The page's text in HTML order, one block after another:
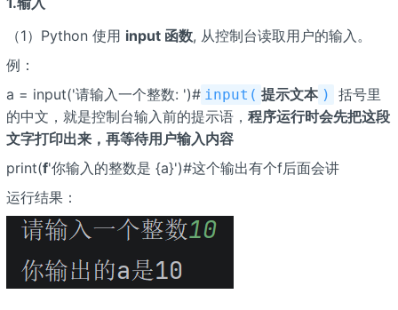
（1）Python 使用 input 函数, 从控制台读取用户的输入。
例：
a = input('请输入一个整数: ')# input( 提示文本 )
括号里
的中文，就是控制台输入前的提示语， 程序运行时会先把这段
文字打印出来，再等待用户输入内容
print(f'你输入的整数是 {a}')#这个输出有个f后面会讲
运行结果：